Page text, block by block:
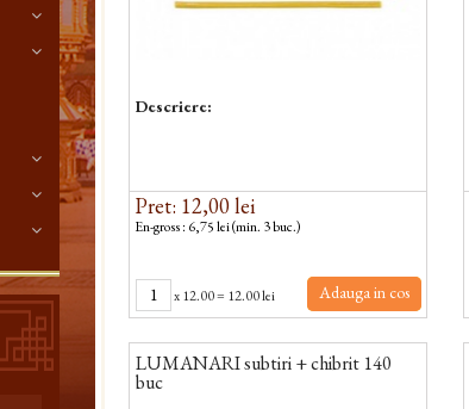
Descriere:
Pret: 12,00 lei
En-gross : 6,75 lei (min. 3 buc.)
x12.00= 12.00 lei Adauga in cos
LUMANARI subtiri + chibrit 140
buc